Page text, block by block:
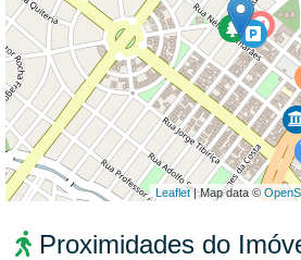
Leaflet| Map data ©
Proximidades do